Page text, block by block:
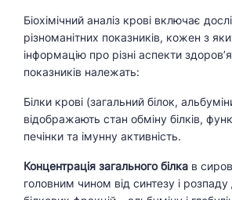
Біохімічний аналіз крові включає
різноманітних показників, кожен з
інформацію про різні аспекти
показників належать:
Білки крові (загальний білок,
відображають стан обміну білків,
печінки та імунну активність.
Концентрація загального білка в
головним чином від синтезу і